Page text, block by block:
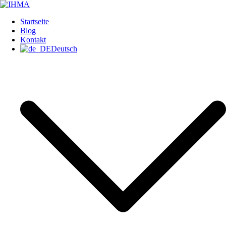
Zum
springen
IHMA
INTERNATIONAL HUMAN
Startseite
Blog
Kontakt
Deutsch